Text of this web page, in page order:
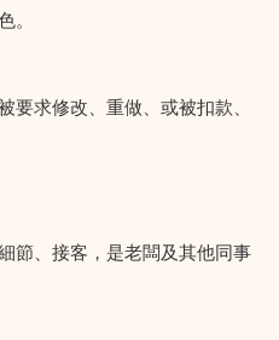
求修改、重做、或被扣款、
節、接客，是老闆及其他同事